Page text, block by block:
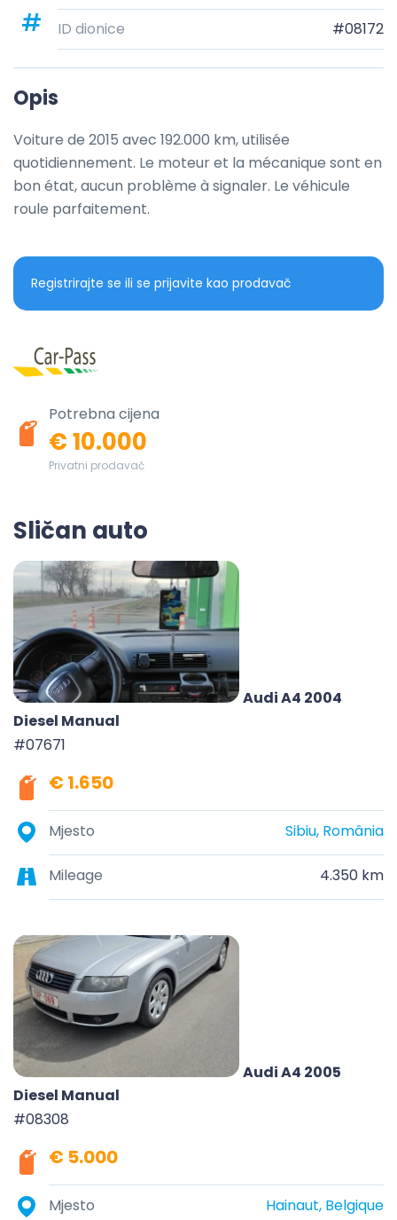
ID dionice
#08172
Opis
Voiture de 2015 avec 192.000 km, utilisée
quotidiennement. Le moteur et la mécanique sont en
bon état, aucun problème à signaler. Le véhicule
roule parfaitement.
Registrirajte se ili se prijavite kao prodavač
Potrebna cijena
€ 10.000
Privatni prodavač
Sličan auto
Audi A4 2004
Diesel Manual
#07671
€ 1.650
Mjesto Sibiu, România
Mileage 4.350 km
Audi A4 2005
Diesel Manual
#08308
€ 5.000
Mjesto Hainaut, Belgique